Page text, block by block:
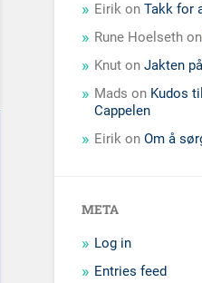
Eirik onTakk for
Rune Hoelseth
Knut onJakten
Mads on Kudos
Cappelen
Eirik onOm å
META
Log in
Entries feed